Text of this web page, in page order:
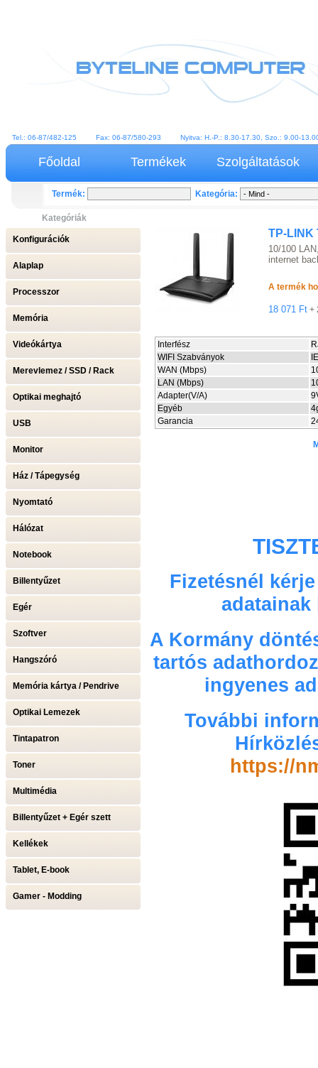
Tel.: 06-87/482-125 Fax: 06-87/580-293 Nyitva: H.-P.: 8.30-17.30, Szo.: 9.00-
Főoldal Termékek Szolgáltatások
Termék: Kategória:
Kategóriák
Konfigurációk
Alaplap
Processzor
Memória
Videókártya
Merevlemez / SSD / Rack
Optikai meghajtó
USB
Monitor
Ház / Tápegység
Nyomtató
Hálózat
Notebook
Billentyűzet
Egér
Szoftver
Hangszóró
Memória kártya / Pendrive
Optikai Lemezek
Tintapatron
Toner
Multimédia
Billentyűzet + Egér szett
Kellékek
Tablet, E-book
Gamer - Modding
TP-LINK
10/100
internet
A termék
18 071 Ft +
Interfész
WIFI Szabványok
WAN (Mbps)
LAN (Mbps)
Adapter(V/A)
Egyéb
Garancia
Fizetésnél
adatainak
A Kormány
tartós
ingyenes
További
https://